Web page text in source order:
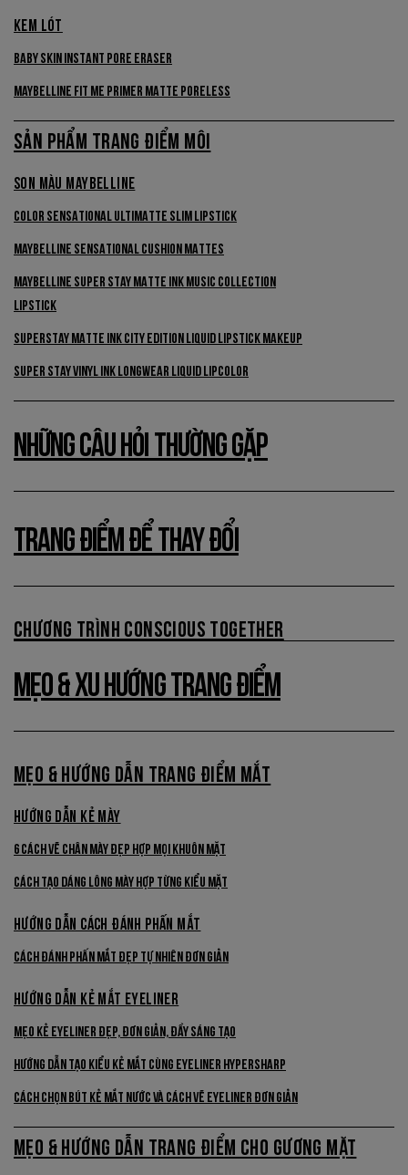
KEM LÓT
Baby Skin Instant Pore Eraser
Maybelline Fit Me Primer Matte Poreless
SẢN PHẨM TRANG ĐIỂM MÔI
SON MÀU MAYBELLINE
Color Sensational Ultimatte Slim Lipstick
Maybelline Sensational Cushion Mattes
MAYBELLINE SUPER STAY MATTE INK MUSIC COLLECTION
LIPSTICK
SuperStay Matte Ink City Edition Liquid Lipstick Makeup
Super Stay Vinyl Ink Longwear Liquid Lipcolor
NHỮNG CÂU HỎI THƯỜNG GẶP
TRANG ĐIỂM ĐỂ THAY ĐỔI
CHƯƠNG TRÌNH CONSCIOUS TOGETHER
MẸO & XU HƯỚNG TRANG ĐIỂM
MẸO & HƯỚNG DẪN TRANG ĐIỂM MẮT
HƯỚNG DẪN KẺ MÀY
6 Cách Vẽ Chân Mày Đẹp Hợp Mọi Khuôn Mặt
Cách Tạo Dáng Lông Mày Hợp Từng Kiểu Mặt
HƯỚNG DẪN CÁCH ĐÁNH PHẤN MẮT
Cách Đánh Phấn Mắt Đẹp Tự Nhiên Đơn Giản
HƯỚNG DẪN KẺ MẮT EYELINER
Mẹo Kẻ Eyeliner Đẹp, Đơn Giản, Đầy Sáng Tạo
Hướng Dẫn Tạo Kiểu Kẻ Mắt Cùng Eyeliner Hypersharp
Cách Chọn Bút Kẻ Mắt Nước Và Cách Vẽ Eyeliner Đơn Giản
MẸO & HƯỚNG DẪN TRANG ĐIỂM CHO GƯƠNG MẶT